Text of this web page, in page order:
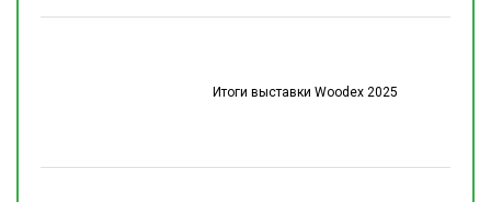
Итоги выставки Woodex 2025